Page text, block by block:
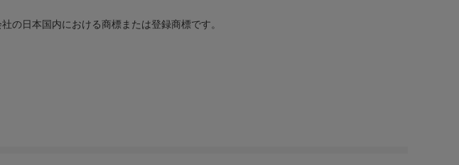
の日本国内における商標または登録商標です。